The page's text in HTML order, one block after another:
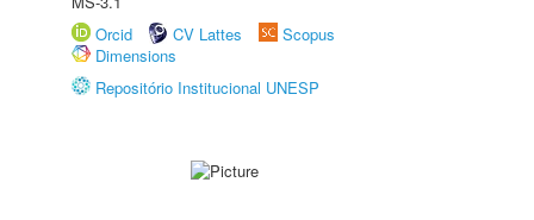
Orcid
CV Lattes
Scopus
Dimensions
Repositório Institucional UNESP